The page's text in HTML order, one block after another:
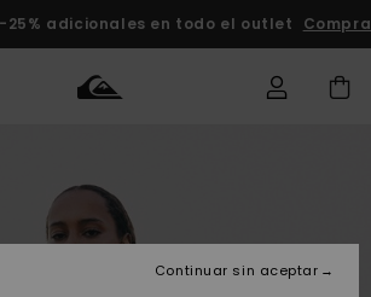
adicionales en todo el outlet
Hombre
Snow
Hombre
Hombre
pedido
Envio
Continuar sin aceptar